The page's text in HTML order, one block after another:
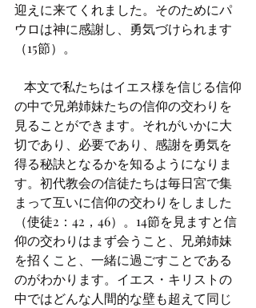
迎えに来てくれました。そのためにパ
ウロは神に感謝し、勇気づけられます
（15節）。
の中で兄弟姉妹たちの信仰の交わりを
見ることができます。それがいかに大
切であり、必要であり、感謝を勇気を
得る秘訣となるかを知るようになりま
す。初代教会の信徒たちは毎日宮で集
まって互いに信仰の交わりをしました
（使徒2：42，46）。14節を見ますと信
仰の交わりはまず会うこと、兄弟姉妹
を招くこと、一緒に過ごすことである
のがわかります。イエス・キリストの
中ではどんな人間的な壁も超えて同じ